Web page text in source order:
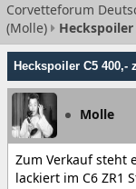
Corvetteforum
(Molle)
Heckspoiler
Heckspoiler C5 400,-
Molle
Zum Verkauf steht
lackiert im C6 ZR1